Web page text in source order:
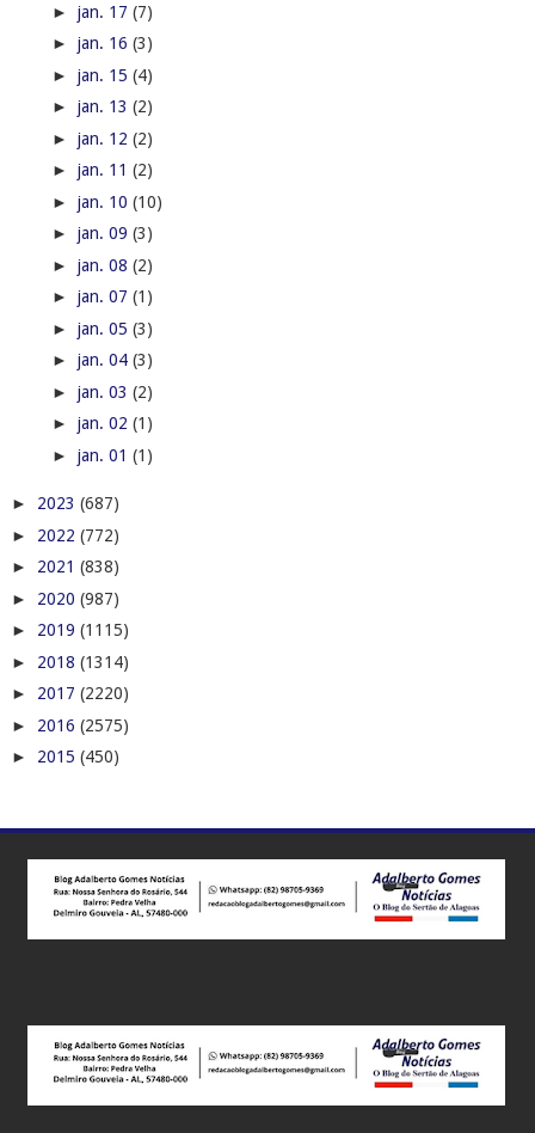
► jan. 17 (7)
► jan. 16 (3)
► jan. 15 (4)
► jan. 13 (2)
► jan. 12 (2)
► jan. 11 (2)
► jan. 10 (10)
► jan. 09 (3)
► jan. 08 (2)
► jan. 07 (1)
► jan. 05 (3)
► jan. 04 (3)
► jan. 03 (2)
► jan. 02 (1)
► jan. 01 (1)
► 2023 (687)
► 2022 (772)
► 2021 (838)
► 2020 (987)
► 2019 (1115)
► 2018 (1314)
► 2017 (2220)
► 2016 (2575)
► 2015 (450)